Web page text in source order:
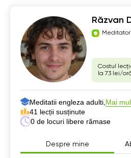
Răzvan
Costul
la 73 lei/
Meditatii engleza adulti, Mai
41 lecții susținute
0 de locuri libere rămase
Despre mine